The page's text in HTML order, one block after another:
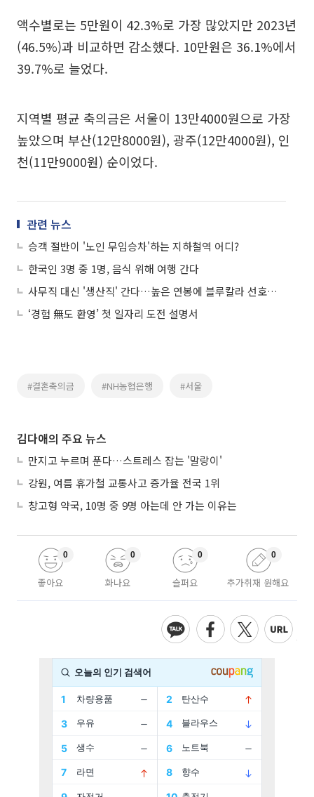
액수별로는 5만원이 42.3%로 가장 많았지만 2023년
(46.5%)과 비교하면 감소했다. 10만원은 36.1%에서
39.7%로 늘었다.
지역별 평균 축의금은 서울이 13만4000원으로 가장
높았으며 부산(12만8000원), 광주(12만4000원), 인
천(11만9000원) 순이었다.
관련 뉴스
승객 절반이 '노인 무임승차'하는 지하철역 어디?
한국인 3명 중 1명, 음식 위해 여행 간다
사무직 대신 '생산직' 간다…높은 연봉에 블루칼라 선호도↑
‘경험 無도 환영’ 첫 일자리 도전 설명서
#결혼축의금 #NH농협은행 #서울
김다애의 주요 뉴스
만지고 누르며 푼다…스트레스 잡는 '말랑이'
강원, 여름 휴가철 교통사고 증가율 전국 1위
창고형 약국, 10명 중 9명 아는데 안 가는 이유는
좋아요
0
화나요
0
슬퍼요
0
추가취재 원해요
0